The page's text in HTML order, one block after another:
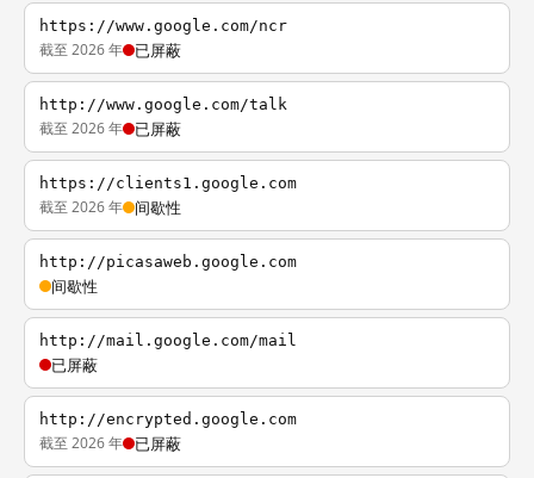
https://www.google.com/ncr
截至 2026 年 已屏蔽
http://www.google.com/talk
截至 2026 年 已屏蔽
https://clients1.google.com
截至 2026 年 间歇性
http://picasaweb.google.com
间歇性
http://mail.google.com/mail
已屏蔽
http://encrypted.google.com
截至 2026 年 已屏蔽